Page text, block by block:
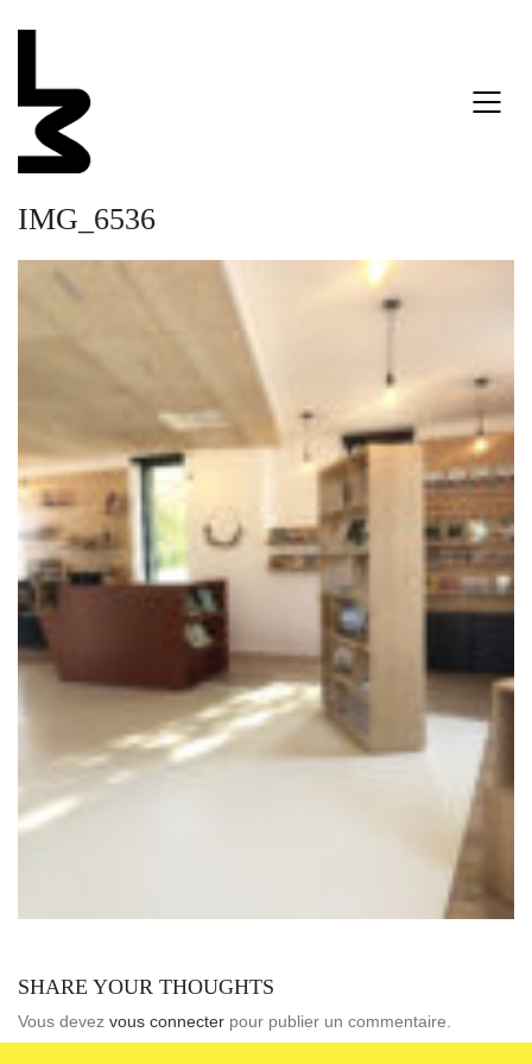
IMG_6536
SHARE YOUR THOUGHTS
Vous devez vous connecter pour publier un commentaire.